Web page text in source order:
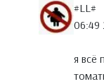
#LL#
06:49
я всё